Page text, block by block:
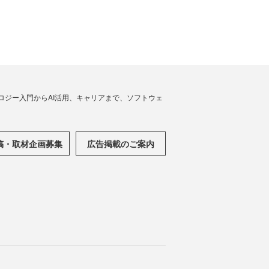
ー入門からAI活用、キャリアまで、ソフトウェ
・取材企画募集 広告掲載のご案内